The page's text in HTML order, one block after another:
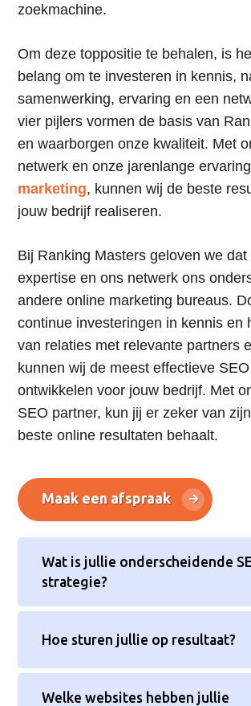
zoekmachine.
Om deze toppositie te behalen, is
belang om te investeren in kennis,
samenwerking, ervaring en een
vier pijlers vormen de basis van
en waarborgen onze kwaliteit. Met
netwerk en onze jarenlange
marketing, kunnen wij de beste
jouw bedrijf realiseren.
Bij Ranking Masters geloven we dat
expertise en ons netwerk ons
andere online marketing bureaus.
continue investeringen in kennis en
van relaties met relevante partners
kunnen wij de meest effectieve
ontwikkelen voor jouw bedrijf. Met
SEO partner, kun jij er zeker van
beste online resultaten behaalt.
Maak een afspraak
Wat is jullie onderscheidende
strategie?
Hoe sturen jullie op resultaat?
Welke websites hebben jullie